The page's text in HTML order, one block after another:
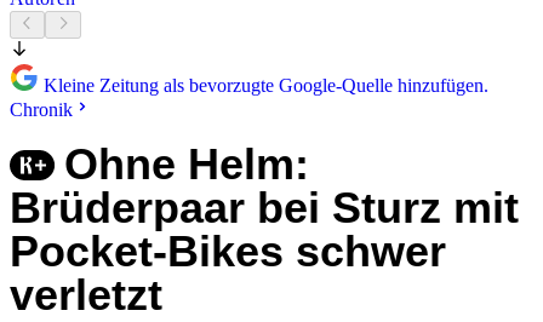
Kleine Zeitung als bevorzugte Google-Quelle hinzufügen.
Chronik
Ohne Helm:
Brüderpaar bei Sturz mit
Pocket-Bikes schwer
verletzt